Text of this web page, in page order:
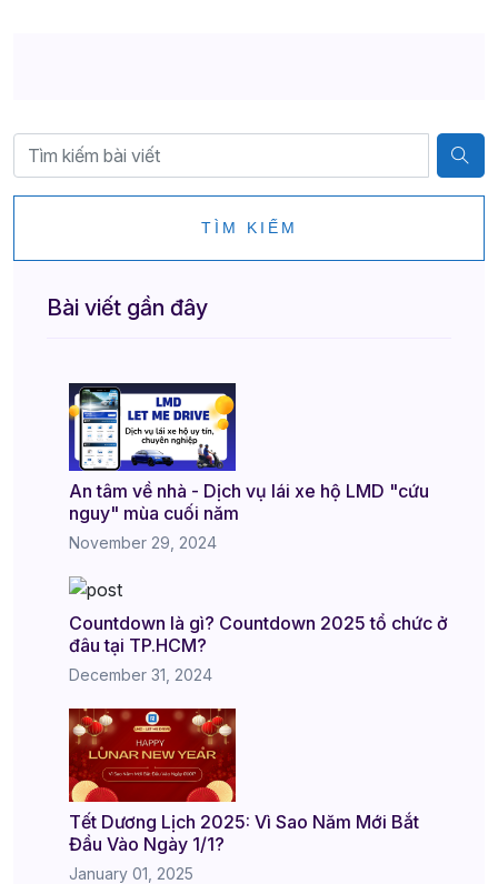
TÌM KIẾM
Bài viết gần đây
An tâm về nhà - Dịch vụ lái xe hộ LMD "cứu
nguy" mùa cuối năm
November 29, 2024
Countdown là gì? Countdown 2025 tổ chức ở
đâu tại TP.HCM?
December 31, 2024
Tết Dương Lịch 2025: Vì Sao Năm Mới Bắt
Đầu Vào Ngày 1/1?
January 01, 2025